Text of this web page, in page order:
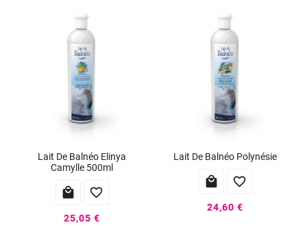
Lait De Balnéo Elinya
Camylle 500ml
 
25,05 €
Lait De Balnéo Polynésie
 
24,60 €